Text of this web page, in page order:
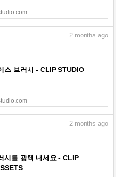
2 months ago
스 브러시 - CLIP STUDIO
2 months ago
시를 광택 내세요 - CLIP